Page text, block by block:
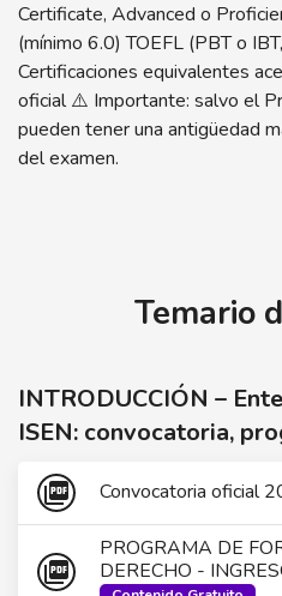
Certificate, Advanced o
(mínimo 6.0) TOEFL (PBT o
Certificaciones equivalentes
oficial ⚠️ Importante: salvo el
pueden tener una antigüedad
del examen.
Temario
INTRODUCCIÓN –
ISEN: convocatoria,
picture_as_pdf Convocatoria oficial
picture_as_pdf
PROGRAMA DE
DERECHO -